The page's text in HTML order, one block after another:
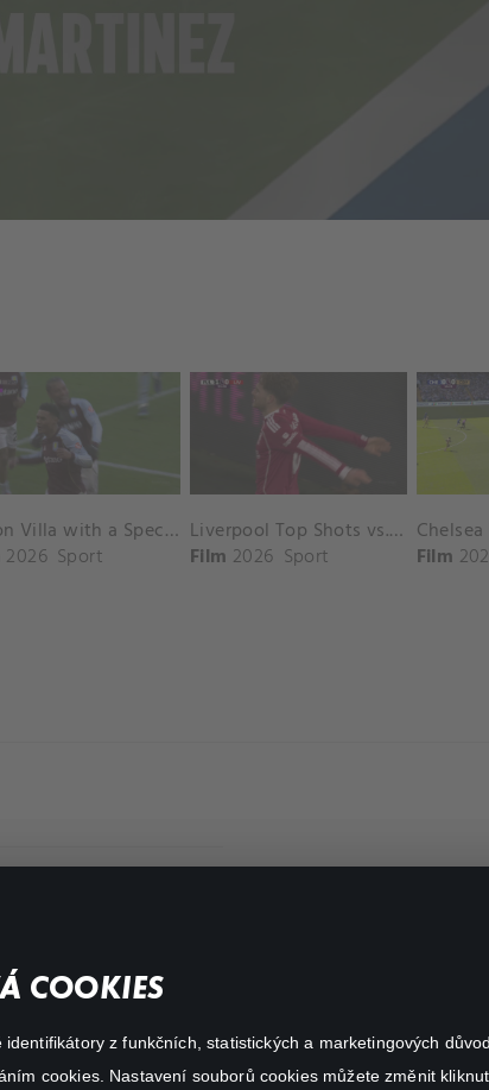
COOKIES
z funkčních, statistických a marketingových
cookies. Nastavení souborů cookies můžete změnit
Aston Villa with a Spectacular Goal vs. Nottingham Forest
2026 Sport
Liverpool Top Shots vs. Fulham
Film 2026 Sport
Film